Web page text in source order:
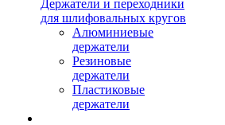
Держатели и переходники
для шлифовальных кругов
Алюминиевые
держатели
Резиновые
держатели
Пластиковые
держатели